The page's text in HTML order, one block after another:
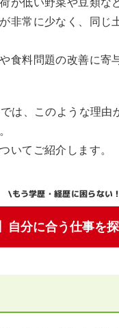
非常に少なく、同じ
食料問題の改善に寄
は、このような理由
いてご紹介します。
\もう学歴・経歴に困らない
自分に合う仕事を